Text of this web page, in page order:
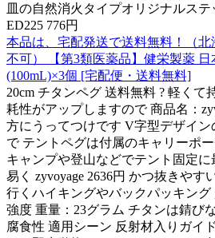
皿の自然消火タイプオリジナルス
ED225 776円
本品は、宅配発送で送料無料！（
不可） 【第3類医薬品】健栄製薬
(100mL)×3個 [宅配便・送料無料]
20cm チタンペグ 送料無料 ? 軽くて
耗性がアップしますので 商品名：
方にうってつけです V字型デザイン
で テントペグは付属のキャリーポ
キャンプや登山などでテント固定
易く zyvoyage 2636円 かつ抜きやす
行くハイキングやバックパッキング
強度 重量：23グラム チタンは錆び
腐食性 適用シーン 反射材入りガイ